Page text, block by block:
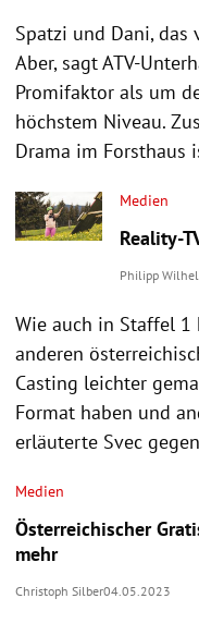
Spatzi und Dani,
Aber, sagt ATV-
Promifaktor als um
höchstem Niveau.
Drama im Forsthaus
Medien
Reality-
Philipp
Wie auch in Staffel 1
anderen
Casting leichter
Format haben und
erläuterte Svec
Medien
Österreichischer
mehr
Christoph Silber04.05.2023